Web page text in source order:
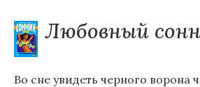
Любовный
Во сне увидеть черного ворона